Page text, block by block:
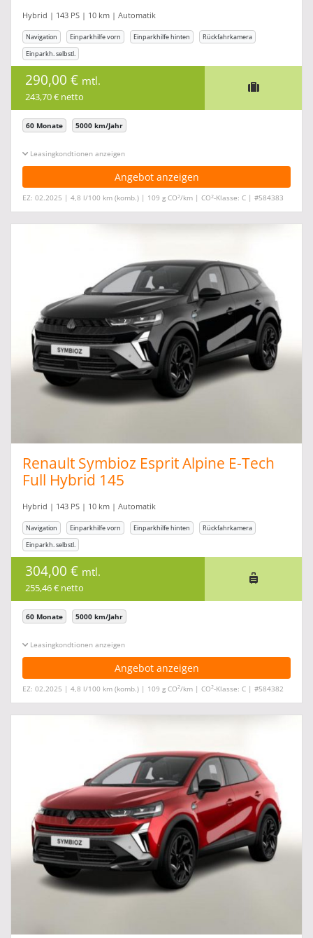
Hybrid | 143 PS | 10 km | Automatik
Navigation Einparkhilfe vorn Einparkhilfe hinten
Rückfahrkamera
Einparkh. selbstl.
290,00 € mtl.
243,70 € netto
60 Monate 5000 km/Jahr
Leasingkonditionen ein-/ausblenden
Angebot anzeigen
EZ: 02.2025 | 4,8 l/100 km (komb.) | 109 g CO2/km | CO2-Klasse: C | #584383
Renault Symbioz Esprit Alpine E-Tech
Full Hybrid 145
Hybrid | 143 PS | 10 km | Automatik
Navigation Einparkhilfe vorn Einparkhilfe hinten
Rückfahrkamera
Einparkh. selbstl.
304,00 € mtl.
255,46 € netto
60 Monate 5000 km/Jahr
Leasingkonditionen ein-/ausblenden
Angebot anzeigen
EZ: 02.2025 | 4,8 l/100 km (komb.) | 109 g CO2/km | CO2-Klasse: C | #584382